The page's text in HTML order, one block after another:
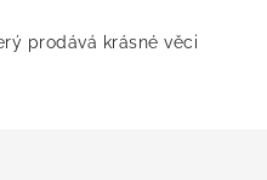
prodává krásné věci